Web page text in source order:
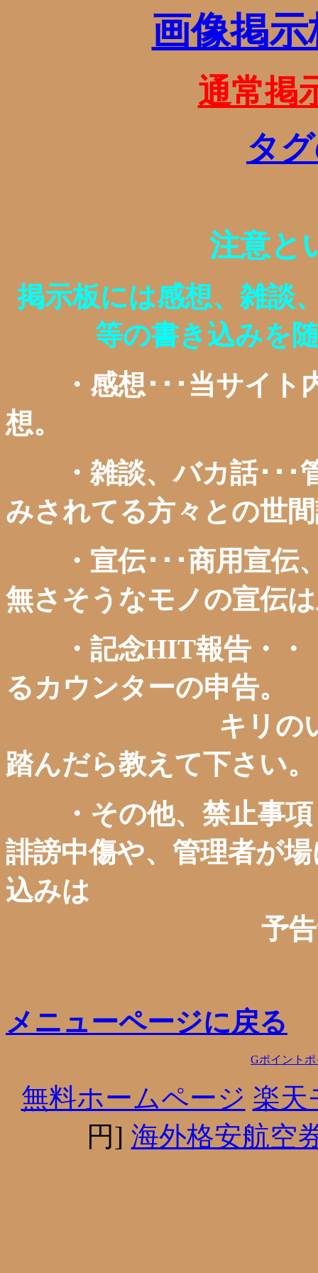
画像掲
通常掲
タ
注意と
掲示板には感想、雑談
等の書き込みを
・感想･･･当サイト
想。
・雑談、バカ話･･･
みされてる方々との世
・宣伝･･･商用宣伝
無さそうなモノの宣伝
・記念HIT報告・・
るカウンターの申告。
キリのいい数
踏んだら教えて下さい。
・その他、禁止事項
誹謗中傷や、管理者が
込みは
予告無く削除
メニューページに戻る
Gポイント
無料ホームページ 楽天
円] 海外格安航空